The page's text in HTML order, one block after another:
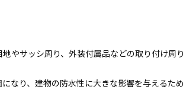
やサッシ周り、外装付属品などの取り付け周り
なり、建物の防水性に大きな影響を与えるため